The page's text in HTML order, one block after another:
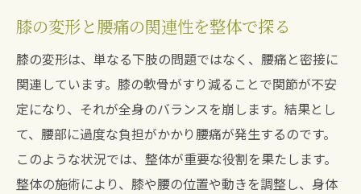
膝の変形と腰痛の関連性を整体で探る
膝の変形は、単なる下肢の問題ではなく、腰痛と密接に
関連しています。膝の軟骨がすり減ることで関節が不安
定になり、それが全身のバランスを崩します。結果とし
て、腰部に過度な負担がかかり腰痛が発生するのです。
このような状況では、整体が重要な役割を果たします。
整体の施術により、膝や腰の位置や動きを調整し、身体